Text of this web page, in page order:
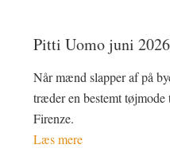
Pitti Uomo juni
Når mænd slapper af på
træder en bestemt
Firenze.
Læs mere